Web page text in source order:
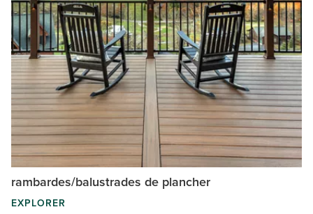
rambardes/balustrades de plancher
EXPLORER